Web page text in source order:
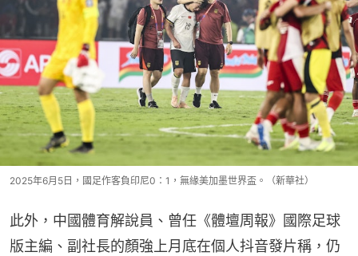
2025年6月5日，國足作客負印尼0：1，無緣美加墨世界盃。（新華社）
此外，中國體育解說員、曾任《體壇周報》國際足球
版主編、副社長的顏強上月底在個人抖音發片稱，仍